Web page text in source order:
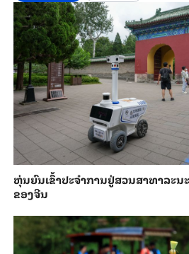
ຫຸ່ນ​ຍົນ​ເຂົ້າ​ປະ​ຈຳ​ການ​ຢູ່​ສວນ​ສາ​ທາ​ລະ​
ຂອງ​ຈີນ